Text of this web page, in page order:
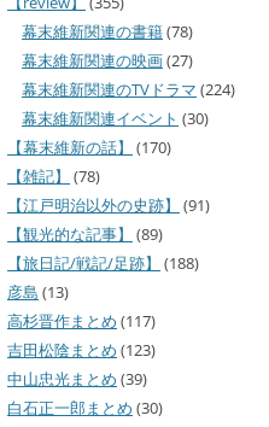
幕末維新関連の書籍(78)
幕末維新関連の映画(27)
幕末維新関連のTVドラマ (224)
幕末維新関連イベント (30)
【幕末維新の話】
(170)
【雑記】
(78)
【江戸明治以外の史跡】
(91)
【観光的な記事】
(89)
【旅日記/戦記/足跡】
(188)
彦島 (13)
高杉晋作まとめ (117)
吉田松陰まとめ (123)
中山忠光まとめ (39)
白石正一郎まとめ (30)